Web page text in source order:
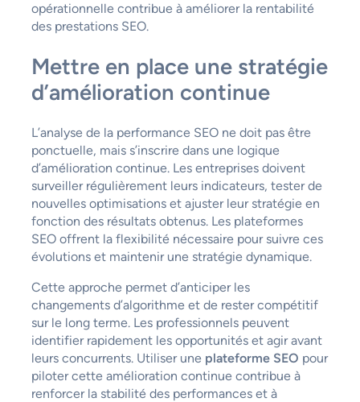
opérationnelle contribue à améliorer la rentabilité
des prestations SEO.
Mettre en place une stratégie
d’amélioration continue
L’analyse de la performance SEO ne doit pas être
ponctuelle, mais s’inscrire dans une logique
d’amélioration continue. Les entreprises doivent
surveiller régulièrement leurs indicateurs, tester de
nouvelles optimisations et ajuster leur stratégie en
fonction des résultats obtenus. Les plateformes
SEO offrent la flexibilité nécessaire pour suivre ces
évolutions et maintenir une stratégie dynamique.
Cette approche permet d’anticiper les
changements d’algorithme et de rester compétitif
sur le long terme. Les professionnels peuvent
identifier rapidement les opportunités et agir avant
leurs concurrents. Utiliser une plateforme SEO pour
piloter cette amélioration continue contribue à
renforcer la stabilité des performances et à